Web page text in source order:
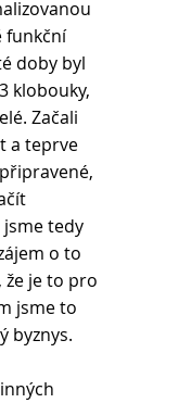
funkční
doby byl
klobouky,
Začali
a teprve
tedy
o to
že je to pro
jsme to
byznys.